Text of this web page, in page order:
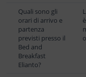
Quali sono gli
orari di arrivo e
partenza
previsti presso il
Bed and
Breakfast
Elianto?